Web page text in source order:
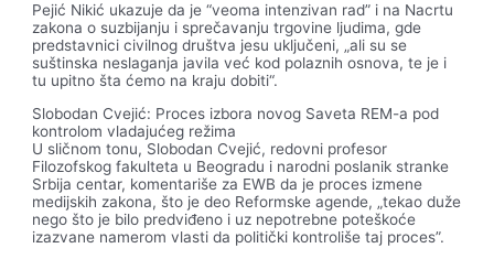
Pejić Nikić ukazuje da je “veoma intenzivan rad” i na Nacrtu
zakona o suzbijanju i sprečavanju trgovine ljudima, gde
predstavnici civilnog društva jesu uključeni, „ali su se
suštinska neslaganja javila već kod polaznih osnova, te je i
tu upitno šta ćemo na kraju dobiti“.
Slobodan Cvejić: Proces izbora novog Saveta REM-a pod
kontrolom vladajućeg režima
U sličnom tonu, Slobodan Cvejić, redovni profesor
Filozofskog fakulteta u Beogradu i narodni poslanik stranke
Srbija centar, komentariše za EWB da je proces izmene
medijskih zakona, što je deo Reformske agende, „tekao duže
nego što je bilo predviđeno i uz nepotrebne poteškoće
izazvane namerom vlasti da politički kontroliše taj proces”.